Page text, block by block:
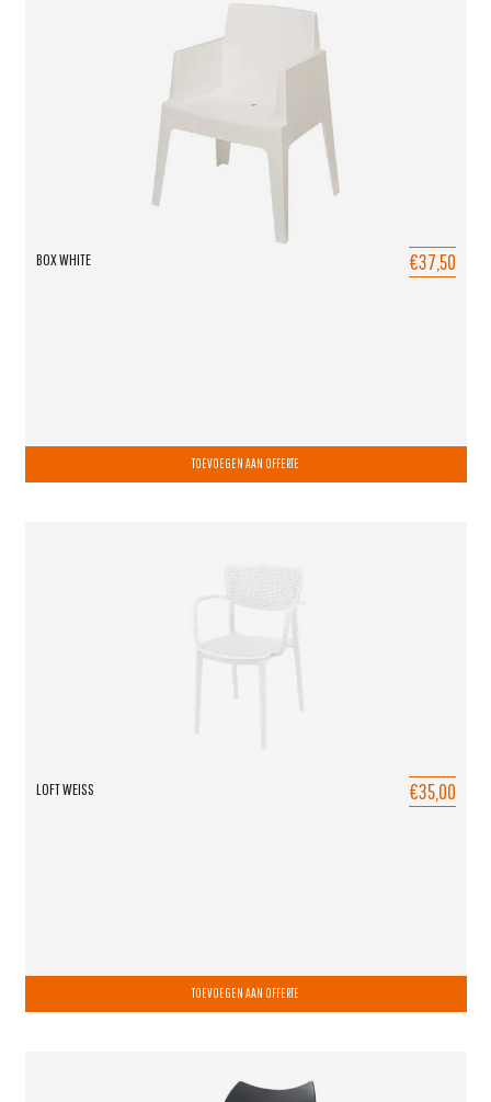
BOX WHITE €37,50
TOEVOEGEN AAN OFFERTE
LOFT WEISS €35,00
TOEVOEGEN AAN OFFERTE